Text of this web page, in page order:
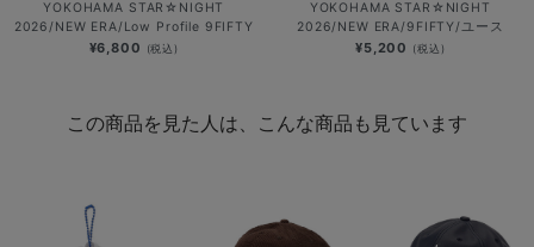
YOKOHAMA STAR☆NIGHT
2026/NEW ERA/Low Profile 9FIFTY
¥6,800 (税込)
YOKOHAMA STAR☆NIGHT
2026/NEW ERA/9FIFTY/ユース
¥5,200 (税込)
この商品を見た人は、こんな商品も見ています